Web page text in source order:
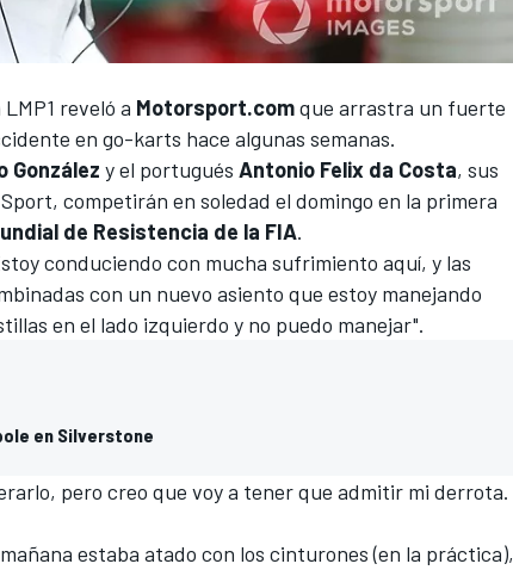
reveló a Motorsport.comque arrastra un fuerte
en go-karts hace algunas semanas.
González y el portugués Antonio Felix da Costa, sus
competirán en soledad el domingo en la primera
de Resistencia de la FIA.
conduciendo con mucha sufrimiento aquí, y las
con un nuevo asiento que estoy manejando
en el lado izquierdo y no puedo manejar".
en Silverstone
pero creo que voy a tener que admitir mi derrota.
estaba atado con los cinturones (en la práctica),